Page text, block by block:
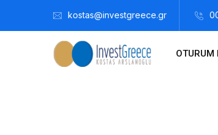
kostas@investgreece.gr
OTURUM